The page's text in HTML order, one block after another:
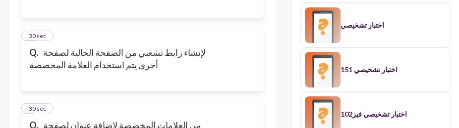
Q. لإنشاء رابط تشعبي من الصفحة الحالية لصفحة
أخرى يتم استخدام العلامة المخصصة
4
30 sec
Q. من العلامات المخصصة لإضافة عنوان لصفحة
5
30 sec
اختبار تشخيصي
اختبار تشخيصي 151
اختبار تشخيصي فيز102